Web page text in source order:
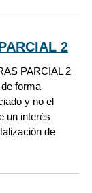
2
PARCIAL 2
forma
y no el
un interés
de